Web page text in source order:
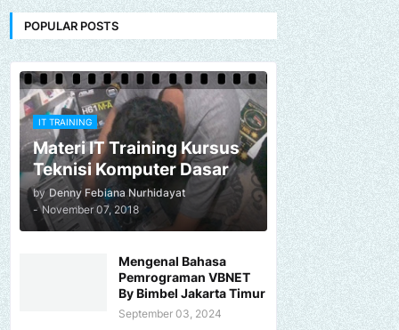
POPULAR POSTS
IT TRAINING
Materi IT Training Kursus
Teknisi Komputer Dasar
by Denny Febiana Nurhidayat
- November 07, 2018
Mengenal Bahasa
Pemrograman VBNET
By Bimbel Jakarta Timur
September 03, 2024